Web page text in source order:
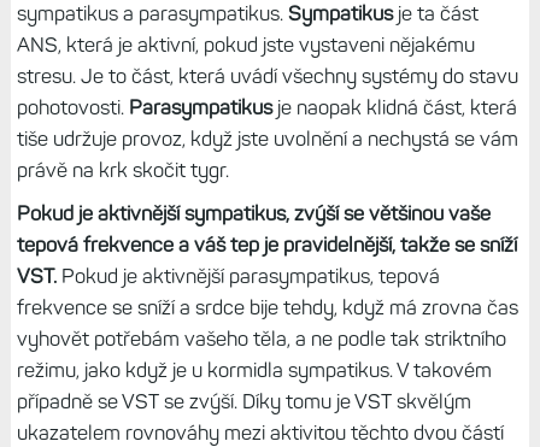
sympatikus a parasympatikus. Sympatikusje ta část
ANS, která je aktivní, pokud jste vystaveni nějakému
stresu. Je to část, která uvádí všechny systémy do stavu
pohotovosti. Parasympatikusje naopak klidná část, která
tiše udržuje provoz, když jste uvolnění a nechystá se vám
právě na krk skočit tygr.
Pokud je aktivnější sympatikus, zvýší se většinou vaše
tepová frekvence a váš tep je pravidelnější, takže se sníží
VST. Pokud je aktivnější parasympatikus, tepová
frekvence se sníží a srdce bije tehdy, když má zrovna čas
vyhovět potřebám vašeho těla, a ne podle tak striktního
režimu, jako když je u kormidla sympatikus. V takovém
případně se VST se zvýší. Díky tomu je VST skvělým
ukazatelem rovnováhy mezi aktivitou těchto dvou částí